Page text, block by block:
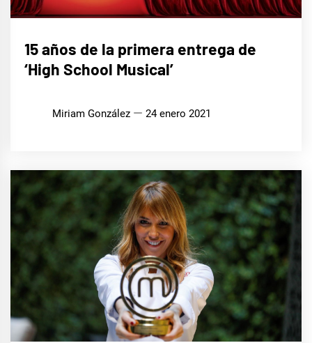
SERIES
Y TV
15 años de la primera entrega de
‘High School Musical’
Miriam González 24 enero 2021